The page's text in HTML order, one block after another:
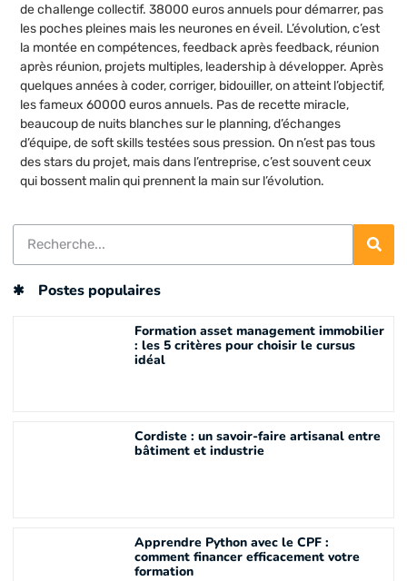
de challenge collectif. 38000 euros annuels pour démarrer, pas
les poches pleines mais les neurones en éveil. L’évolution, c’est
la montée en compétences, feedback après feedback, réunion
après réunion, projets multiples, leadership à développer. Après
quelques années à coder, corriger, bidouiller, on atteint l’objectif,
les fameux 60000 euros annuels. Pas de recette miracle,
beaucoup de nuits blanches sur le planning, d’échanges
d’équipe, de soft skills testées sous pression. On n’est pas tous
des stars du projet, mais dans l’entreprise, c’est souvent ceux
qui bossent malin qui prennent la main sur l’évolution.
Postes populaires
Formation asset management immobilier
: les 5 critères pour choisir le cursus
idéal
Cordiste : un savoir-faire artisanal entre
bâtiment et industrie
Apprendre Python avec le CPF :
comment financer efficacement votre
formation